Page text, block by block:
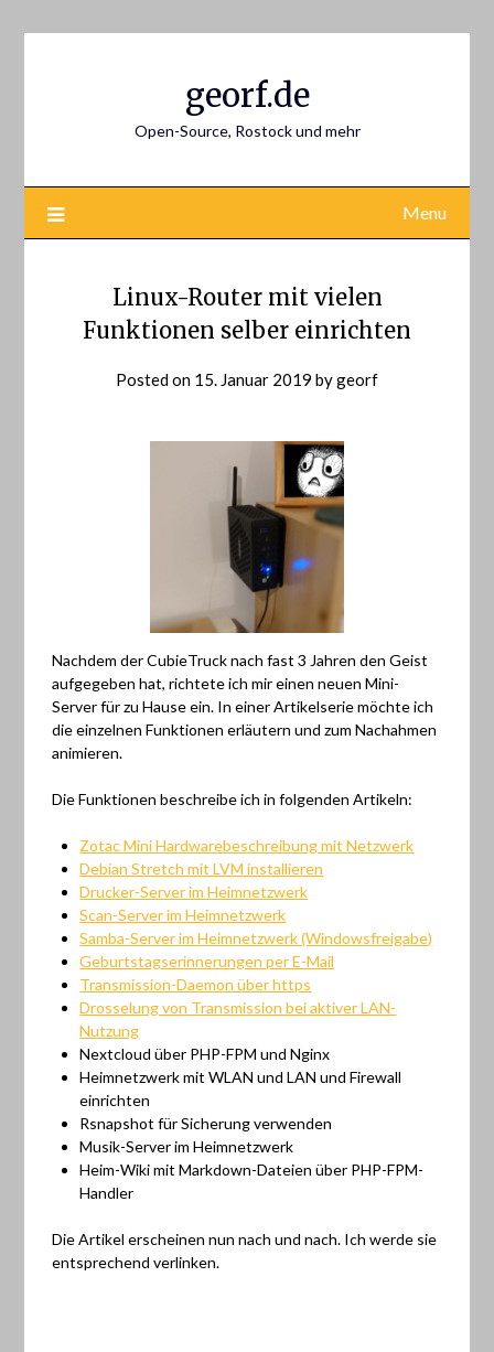
georf.de
Open-Source, Rostock und mehr
Menu
Linux-Router mit vielen
Funktionen selber einrichten
Posted on 15. Januar 2019 bygeorf
Nachdem der CubieTruck nach fast 3 Jahren den Geist
aufgegeben hat, richtete ich mir einen neuen Mini-
Server für zu Hause ein. In einer Artikelserie möchte ich
die einzelnen Funktionen erläutern und zum Nachahmen
animieren.
Die Funktionen beschreibe ich in folgenden Artikeln:
Zotac Mini Hardwarebeschreibung mit Netzwerk
Debian Stretch mit LVM installieren
Drucker-Server im Heimnetzwerk
Scan-Server im Heimnetzwerk
Samba-Server im Heimnetzwerk (Windowsfreigabe)
Geburtstagserinnerungen per E-Mail
Transmission-Daemon über https
Drosselung von Transmission bei aktiver LAN-
Nutzung
Nextcloud über PHP-FPM und Nginx
Heimnetzwerk mit WLAN und LAN und Firewall
einrichten
Rsnapshot für Sicherung verwenden
Musik-Server im Heimnetzwerk
Heim-Wiki mit Markdown-Dateien über PHP-FPM-
Handler
Die Artikel erscheinen nun nach und nach. Ich werde sie
entsprechend verlinken.